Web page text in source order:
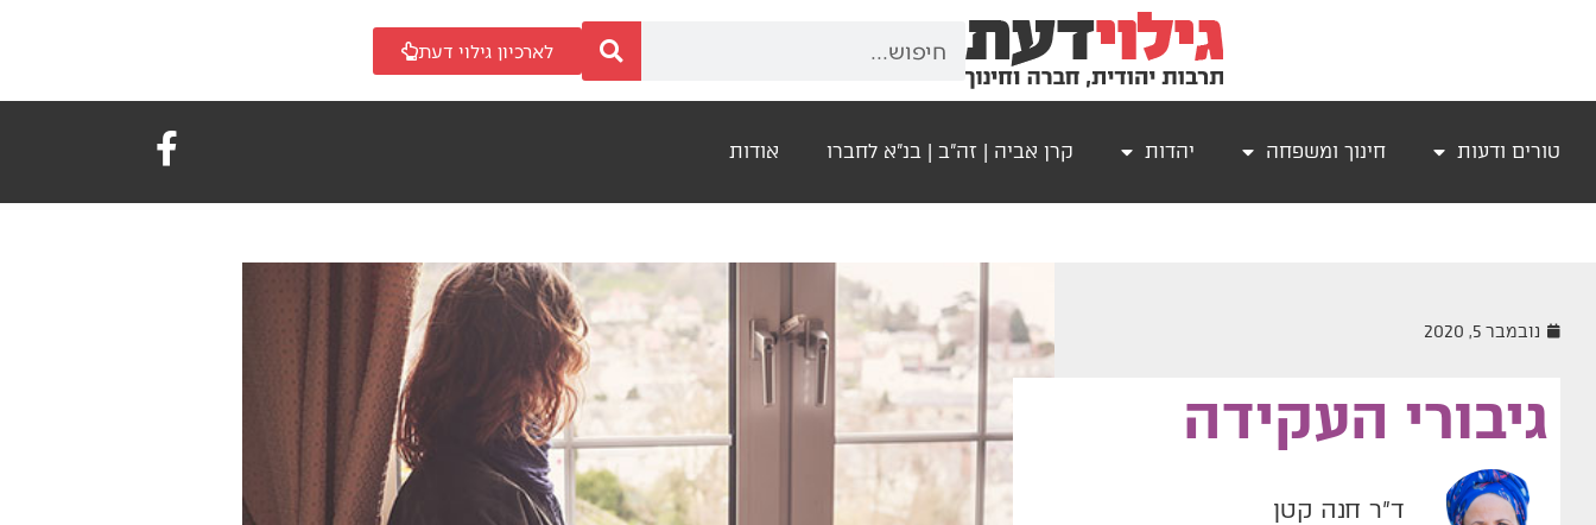
לארכיון גילוי דעת
טורים ודעות חינוך ומשפחה יהדות קרן אביה | זה"ב | בנ"א לחברו אודות
נובמבר 5, 2020
גיבורי העקידה
ד"ר חנה קטן